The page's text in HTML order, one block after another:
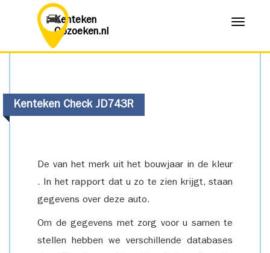
Kenteken
Opzoeken.nl
Menu
Kenteken Check JD743R
De van het merk uit het bouwjaar in de kleur
. In het rapport dat u zo te zien krijgt, staan
gegevens over deze auto.
Om de gegevens met zorg voor u samen te
stellen hebben we verschillende databases